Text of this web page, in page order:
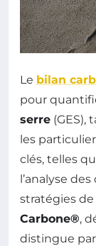
Le bilan
pour
serre (GES),
les
clés, telles
l’analyse
stratégies
Carbone®,
distingue